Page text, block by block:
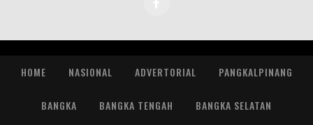
HOME NASIONAL ADVERTORIAL PANGKALPINANG
BANGKA BANGKA TENGAH BANGKA SELATAN